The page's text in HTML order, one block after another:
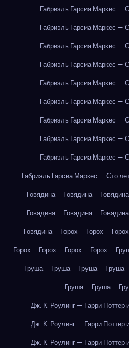
Габриэль Гарсиа Маркес —
Габриэль Гарсиа Маркес —
Габриэль Гарсиа Маркес —
Габриэль Гарсиа Маркес —
Габриэль Гарсиа Маркес —
Габриэль Гарсиа Маркес —
Габриэль Гарсиа Маркес —
Габриэль Гарсиа Маркес —
Габриэль Гарсиа Маркес —
Габриэль Гарсиа Маркес — Сто
Говядина
Говядина Говядина
Говядина
Говядина Говядина
Говядина
Горох Горох Горох
Горох
Горох Горох Горох
Груша
Груша Груша Груша
Груша
Груша
Дж. К. Роулинг — Гарри
Дж. К. Роулинг — Гарри
Дж. К. Роулинг — Гарри